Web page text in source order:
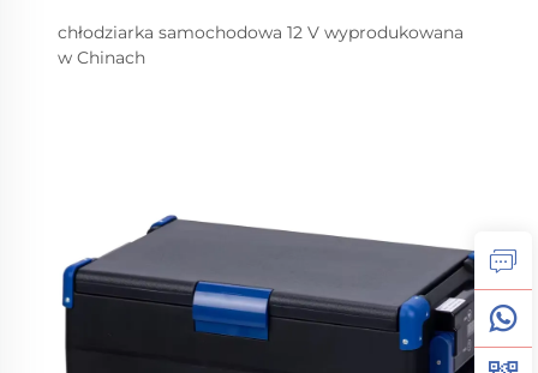
chłodziarka samochodowa 12 V wyprodukowana
w Chinach